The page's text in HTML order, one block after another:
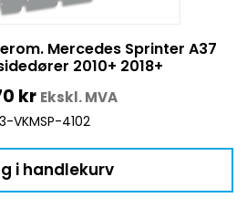
Mercedes Sprinter A37
2010+ 2018+
kr Ekskl. MVA
VKMSP-4102
i handlekurv